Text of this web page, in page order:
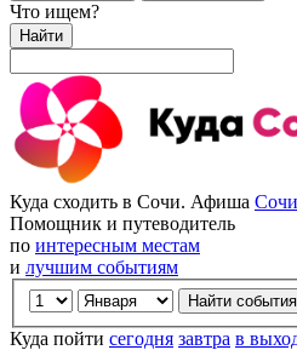
Что ищем?
Найти
Куда сходить в Сочи. Афиша Сочи
Помощник и путеводитель
по интересным местам
и лучшим событиям
Куда пойти сегодня завтра в